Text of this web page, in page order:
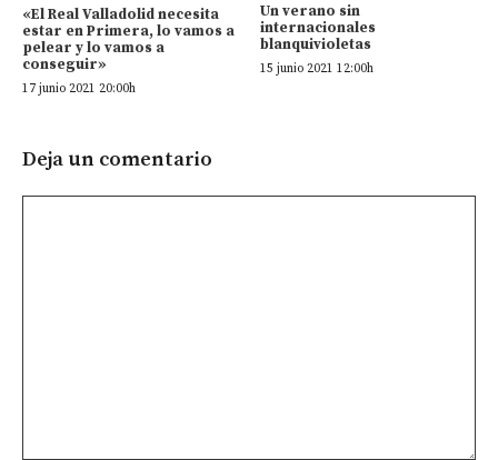
«El Real Valladolid necesita
estar en Primera, lo vamos a
pelear y lo vamos a
conseguir»
17 junio 2021 20:00h
Un verano sin
internacionales
blanquivioletas
15 junio 2021 12:00h
Deja un comentario